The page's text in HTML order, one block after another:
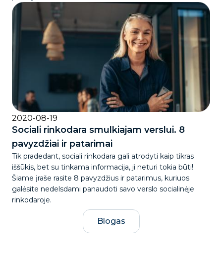
2020-08-19
Sociali rinkodara smulkiajam verslui. 8
pavyzdžiai ir patarimai
Tik pradedant, sociali rinkodara gali atrodyti kaip tikras
iššūkis, bet su tinkama informacija, ji neturi tokia būti!
Šiame įraše rasite 8 pavyzdžius ir patarimus, kuriuos
galėsite nedelsdami panaudoti savo verslo socialinėje
rinkodaroje.
Blogas